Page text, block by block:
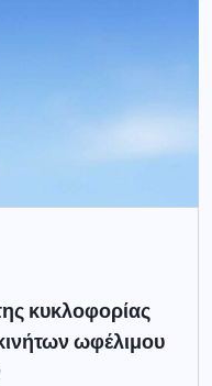
κυκλοφορίας
ωφέλιμου